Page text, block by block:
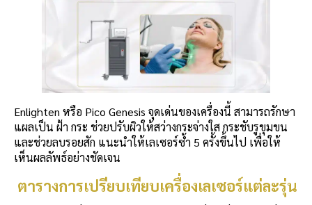
Enlighten หรือ Pico Genesis จุดเด่นของเครื่องนี้ สามารถรักษา
แผลเป็น ฝ้า กระ ช่วยปรับผิวให้สว่างกระจ่างใส กระชับรูขุมขน
และช่วยลบรอยสัก แนะนำให้เลเซอร์ซ้ำ 5 ครั้งขึ้นไป เพื่อให้
เห็นผลลัพธ์อย่างชัดเจน
ตารางการเปรียบเทียบเครื่องเลเซอร์แต่ละรุ่น